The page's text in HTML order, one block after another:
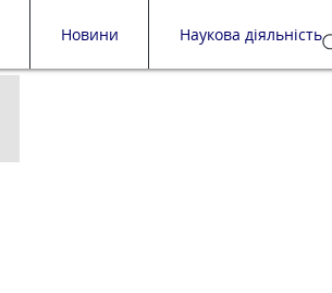
Новини Наукова діяльність